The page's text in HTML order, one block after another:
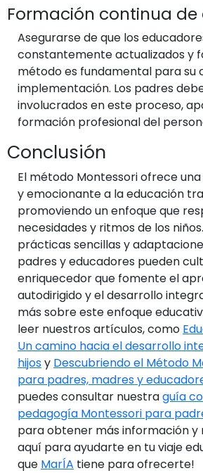
Formación continua
Asegurarse de que los
constantemente actualizados y
método es fundamental para su
implementación. Los padres
involucrados en este proceso,
formación profesional del
Conclusión
El método Montessori ofrece
y emocionante a la educación
promoviendo un enfoque que
necesidades y ritmos de los
prácticas sencillas y
padres y educadores pueden
enriquecedor que fomente el
autodirigido y el desarrollo
más sobre este enfoque
leer nuestros artículos, como
Un camino hacia el desarrollo
hijosy Descubriendo el Método
para padres, madres y
puedes consultar nuestraguía
pedagogía Montessori para
para obtener más información y
aquí para ayudarte en tu viaje
que MarÍA tiene para ofrecerte!